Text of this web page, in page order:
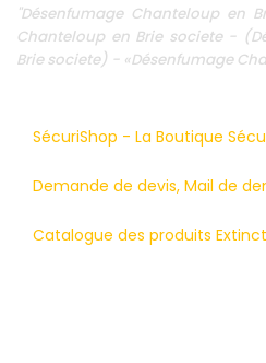
"Désenfumage Chanteloup en
Chanteloup en Brie societe -
Brie societe) - «Désenfumage
SécuriShop - La Boutique
Demande de devis, Mail de
Catalogue des produits